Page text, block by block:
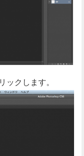
ックします。